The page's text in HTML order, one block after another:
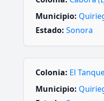
Municipio:
Estado: Sonora
Colonia: El
Municipio: